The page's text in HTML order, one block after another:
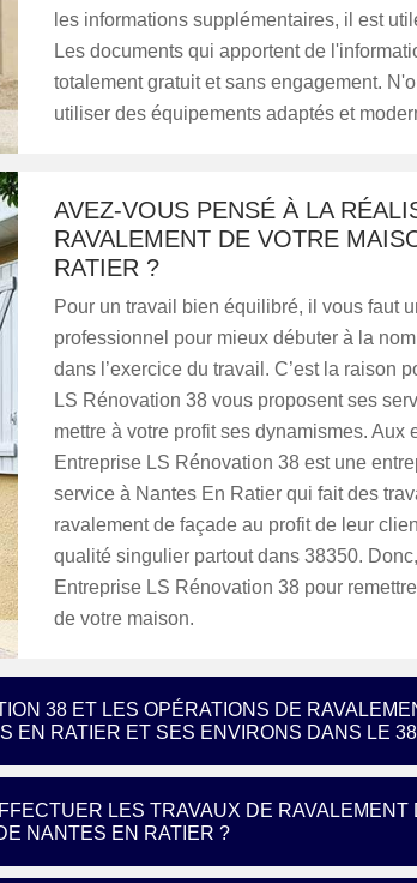
les informations supplémentaires, il est
Les documents qui apportent de
totalement gratuit et sans engagement.
utiliser des équipements adaptés et
AVEZ-VOUS PENSÉ À LA
RAVALEMENT DE VOTRE
RATIER ?
Pour un travail bien équilibré, il vous faut
professionnel pour mieux débuter à la
dans l’exercice du travail. C’est la raison
LS Rénovation 38 vous proposent ses
mettre à votre profit ses dynamismes. Aux
Entreprise LS Rénovation 38 est une
service à Nantes En Ratier qui fait des
ravalement de façade au profit de leur
qualité singulier partout dans 38350.
Entreprise LS Rénovation 38 pour
de votre maison.
38 ET LES OPÉRATIONS DE
EN RATIER ET SES ENVIRONS DANS LE
LES TRAVAUX DE RAVALEMENT
NANTES EN RATIER ?